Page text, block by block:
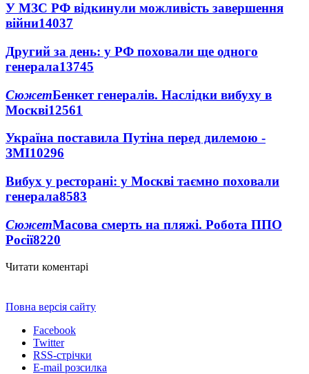
У МЗС РФ відкинули можливість завершення
війни14037
Другий за день: у РФ поховали ще одного
генерала13745
СюжетБенкет генералів. Наслідки вибуху в
Москві12561
Україна поставила Путіна перед дилемою -
ЗМІ10296
Вибух у ресторані: у Москві таємно поховали
генерала8583
СюжетМасова смерть на пляжі. Робота ППО
Росії8220
Читати коментарі
Повна версія сайту
Facebook
Twitter
RSS-стрічки
E-mail розсилка